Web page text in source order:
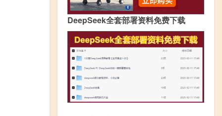
DeepSeek全套部署资料免费下载